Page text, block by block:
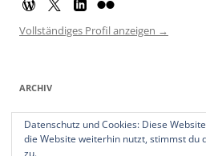
Vollständiges Profil anzeigen →
ARCHIV
Archiv
Datenschutz und Cookies: Diese
die Website weiterhin nutzt, stimmst du
zu.